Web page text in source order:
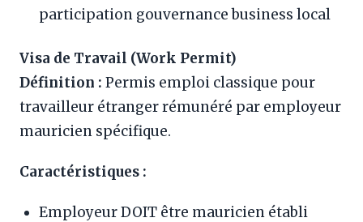
participation gouvernance business local
Visa de Travail (Work Permit)
Définition : Permis emploi classique pour
travailleur étranger rémunéré par employeur
mauricien spécifique.
Caractéristiques :
Employeur DOIT être mauricien établi